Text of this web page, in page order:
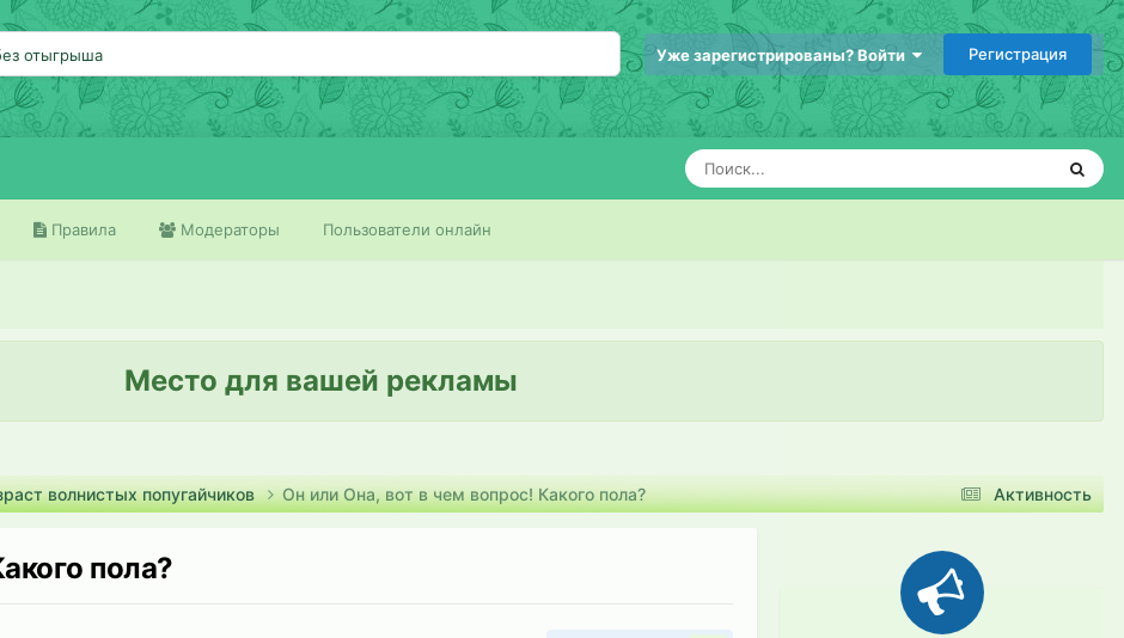
отыгрыша Уже зарегистрированы? Войти Регистрация
Правила Модераторы Пользователи онлайн
Место для вашей рекламы
Активность
волнистых попугайчиков Он или Она, вот в чем вопрос! Какого пола?
пола?